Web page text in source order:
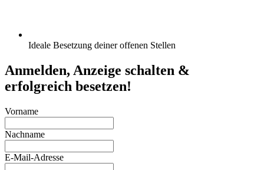
Ideale Besetzung deiner offenen Stellen
Anmelden, Anzeige schalten &
erfolgreich besetzen!
Vorname
Nachname
E-Mail-Adresse